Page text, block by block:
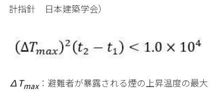
計指針 日本建築学会）
∆Tmax：避難者が暴露される煙の上昇温度の最大